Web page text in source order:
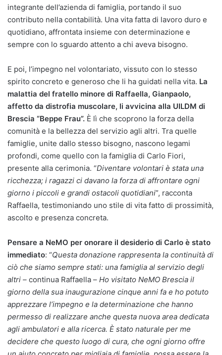
integrante dell’azienda di famiglia, portando il suo
contributo nella contabilità. Una vita fatta di lavoro duro e
quotidiano, affrontata insieme con determinazione e
sempre con lo sguardo attento a chi aveva bisogno.
E poi, l’impegno nel volontariato, vissuto con lo stesso
spirito concreto e generoso che li ha guidati nella vita. La
malattia del fratello minore di Raffaella, Gianpaolo,
affetto da distrofia muscolare, li avvicina alla UILDM di
Brescia “Beppe Frau”. È lì che scoprono la forza della
comunità e la bellezza del servizio agli altri. Tra quelle
famiglie, unite dallo stesso bisogno, nascono legami
profondi, come quello con la famiglia di Carlo Fiori,
presente alla cerimonia. “Diventare volontari è stata una
ricchezza; i ragazzi ci davano la forza di affrontare ogni
giorno i piccoli e grandi ostacoli quotidiani”, racconta
Raffaella, testimoniando uno stile di vita fatto di prossimità,
ascolto e presenza concreta.
Pensare a NeMO per onorare il desiderio di Carlo è stato
immediato: “Questa donazione rappresenta la continuità di
ciò che siamo sempre stati: una famiglia al servizio degli
altri – continua Raffaella – Ho visitato NeMO Brescia il
giorno della sua inaugurazione cinque anni fa e ho potuto
apprezzare l’impegno e la determinazione che hanno
permesso di realizzare anche questa nuova area dedicata
agli ambulatori e alla ricerca. È stato naturale per me
decidere che questo luogo di cura, che ogni giorno offre